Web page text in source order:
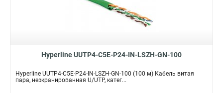
Hyperline UUTP4-C5E-P24-IN-LSZH-GN-100
Hyperline UUTP4-C5E-P24-IN-LSZH-GN-100 (100 м) Кабель витая
пара, неэкранированная U/UTP, катег...